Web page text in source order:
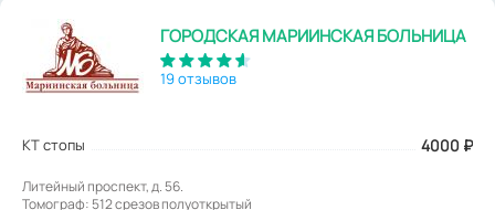
ГОРОДСКАЯ МАРИИНСКАЯ БОЛЬНИЦА
19 отзывов
КТ стопы 4000 ₽
Литейный проспект, д. 56.
Томограф: 512 срезов полуоткрытый